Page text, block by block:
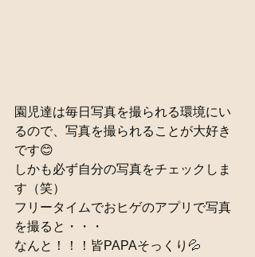
園児達は毎日写真を撮られる環境にい
るので、写真を撮られることが大好き
です😊
しかも必ず自分の写真をチェックしま
す（笑）
フリータイムでおヒゲのアプリで写真
を撮ると・・・
なんと！！！皆PAPAそっくり💦